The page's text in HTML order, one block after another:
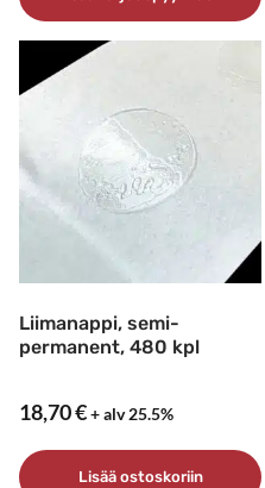
Liimanappi, semi-
permanent, 480 kpl
18,70€+ alv 25.5%
Lisää ostoskoriin